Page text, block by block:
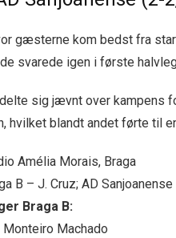
gæsterne kom bedst fra
svarede igen i første
sig jævnt over kampens
hvilket blandt andet førte til
Amélia Morais, Braga
B – J. Cruz; AD
Braga B:
Monteiro Machado